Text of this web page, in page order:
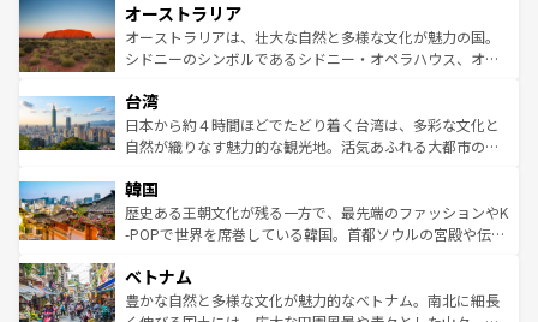
部のニューオーリンズでは、音楽と美食が融合した独特の
文化が魅力。旅行者はアメリカの各地域で異なる魅力を楽
しみながら、その多様性と豊かな歴史を感じることができ
ならではの贅沢な旅のスタイルだ。 なお、新着のアメリカ
情報はコンテンツ一覧を参照してほしい。
ワイ島は見逃せない。また、定番の観光地といえばオアフ
島だが、静かな自然を求めるならマウイ島やカウアイ島が
おすすめ。エメラルドグリーンに輝く海をはじめ、豊かな
れるおもてなしの心で訪れる人々を迎えてくれるハワイの
人々、おいしいローカルフードやハワイアンミュージッ
ク、伝統的なフラダンスなど、すべてがハワイの魅力を彩
ワイを、存分に味わってほしい。 なお、新着のハワイ情報
はコンテンツ一覧を参照してほしい。
オーストラリア
オーストラリアは、壮大な自然と多様な文化が魅力の国。
シドニーのシンボルであるシドニー・オペラハウス、オー
リアリーフや大陸中央部にそびえるウルル（エアーズロッ
ク）、タスマニアの美しい原生林やケアンズの熱帯雨林な
ど、見どころがたくさん。また、カフェやワイン、オージ
いる。アクティビティも充実しており、サーフィンやダイ
ビング、ハイキングなど、アウトドア好きにはたまらな
い。オーストラリアの多彩な魅力を存分に味わいつくそ
参照してほしい。
台湾
日本から約４時間ほどでたどり着く台湾は、多彩な文化と
自然が織りなす魅力的な観光地。活気あふれる大都市の台
ン）、静ひつな山岳地帯である台湾東部など、都市の喧騒
と山間の静けさが共存しており、訪れる人に新しい発見と
驚きをもたらしてくれる。また、奥深い台湾の食文化も魅
容にもいいと評判のスイーツなど、バラエティ豊かな料理
が味わえる。 なお、新着の台湾情報は コンテンツ一覧を参
韓国
歴史ある王朝文化が残る一方で、最先端のファッションやK
-POPで世界を席巻している韓国。首都ソウルの宮殿や伝統
き、地方に足を延ばせば四季折々の自然美を楽しむことが
できる。そして、キムチや焼肉、絶品のストリートフード
ベトナム
豊かな自然と多様な文化が魅力的なベトナム。南北に細長